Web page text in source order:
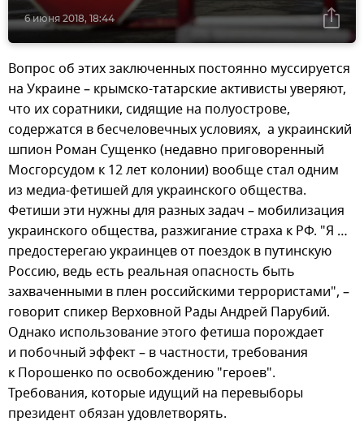
6 июня 2018, 18:44
Вопрос об этих заключенных постоянно муссируется
на Украине – крымско-татарские активисты уверяют,
что их соратники, сидящие на полуострове,
содержатся в бесчеловечных условиях, а украинский
шпион Роман Сущенко (недавно приговоренный
Мосгорсудом к 12 лет колонии) вообще стал одним
из медиа-фетишей для украинского общества.
Фетиши эти нужны для разных задач – мобилизация
украинского общества, разжигание страха к РФ. "Я …
предостерегаю украинцев от поездок в путинскую
Россию, ведь есть реальная опасность быть
захваченными в плен российскими террористами", –
говорит спикер Верховной Рады Андрей Парубий.
Однако использование этого фетиша порождает
и побочный эффект – в частности, требования
к Порошенко по освобождению "героев".
Требования, которые идущий на перевыборы
президент обязан удовлетворять.